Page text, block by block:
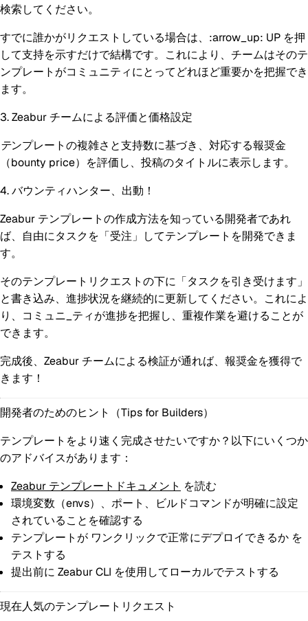
検索してください。
すでに誰かがリクエストしている場合は、:arrow_up: UP を押
して支持を示すだけで結構です。これにより、チームはそのテ
ンプレートがコミュニティにとってどれほど重要かを把握でき
ます。
3. Zeabur チームによる評価と価格設定
テンプレートの複雑さと支持数に基づき、対応する報奨金
（bounty price）を評価し、投稿のタイトルに表示します。
4. バウンティハンター、出動！
Zeabur テンプレートの作成方法を知っている開発者であれ
ば、自由にタスクを「受注」してテンプレートを開発できま
す。
そのテンプレートリクエストの下に「タスクを引き受けます」
と書き込み、進捗状況を継続的に更新してください。これによ
り、コミュニ_ティが進捗を把握し、重複作業を避けることが
できます。
完成後、Zeabur チームによる検証が通れば、報奨金を獲得で
きます！
開発者のためのヒント（Tips for Builders）
テンプレートをより速く完成させたいですか？以下にいくつか
のアドバイスがあります：
Zeabur テンプレートドキュメント を読む
環境変数（envs）、ポート、ビルドコマンドが明確に設定
されていることを確認する
テンプレートが ワンクリックで正常にデプロイできるか を
テストする
提出前に Zeabur CLI を使用してローカルでテストする
現在人気のテンプレートリクエスト